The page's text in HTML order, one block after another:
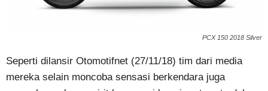
PCX 150 2018 Silver
Seperti dilansir Otomotifnet (27/11/18) tim dari media
mereka selain moncoba sensasi berkendara juga